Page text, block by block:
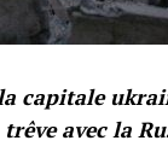
capitale
avec la